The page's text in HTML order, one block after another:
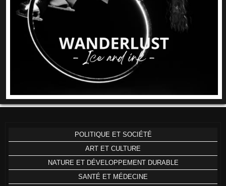
POLITIQUE ET SOCIÉTÉ
ART ET CULTURE
NATURE ET DÉVELOPPEMENT DURABLE
SANTÉ ET MÉDECINE